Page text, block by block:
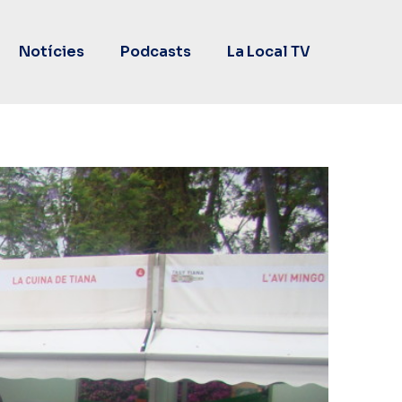
Notícies Podcasts La Local TV